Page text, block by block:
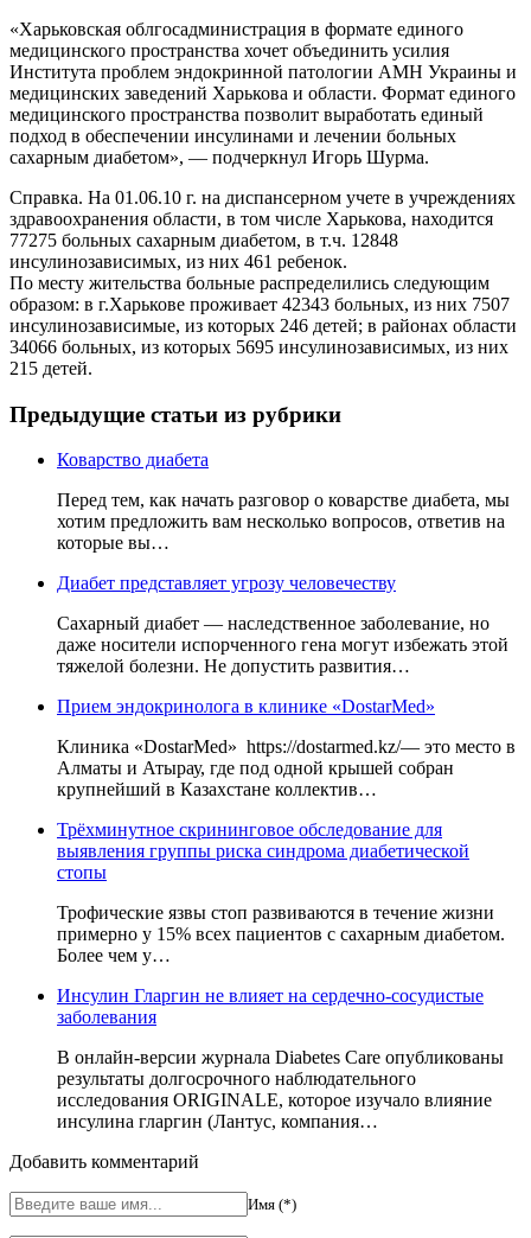
«Харьковская облгосадминистрация в формате единого
медицинского пространства хочет объединить усилия
Института проблем эндокринной патологии АМН Украины и
медицинских заведений Харькова и области. Формат единого
медицинского пространства позволит выработать единый
подход в обеспечении инсулинами и лечении больных
сахарным диабетом», — подчеркнул Игорь Шурма.
Справка. На 01.06.10 г. на диспансерном учете в учреждениях
здравоохранения области, в том числе Харькова, находится
77275 больных сахарным диабетом, в т.ч. 12848
инсулинозависимых, из них 461 ребенок.
По месту жительства больные распределились следующим
образом: в г.Харькове проживает 42343 больных, из них 7507
инсулинозависимые, из которых 246 детей; в районах области
34066 больных, из которых 5695 инсулинозависимых, из них
215 детей.
Предыдущие статьи из рубрики
Коварство диабета
Перед тем, как начать разговор о коварстве диабета, мы
хотим предложить вам несколько вопросов, ответив на
которые вы…
Диабет представляет угрозу человечеству
Сахарный диабет — наследственное заболевание, но
даже носители испорченного гена могут избежать этой
тяжелой болезни. Не допустить развития…
Прием эндокринолога в клинике «DostarMed»
Клиника «DostarMed» https://dostarmed.kz/— это место в
Алматы и Атырау, где под одной крышей собран
крупнейший в Казахстане коллектив…
Трёхминутное скрининговое обследование для
выявления группы риска синдрома диабетической
стопы
Трофические язвы стоп развиваются в течение жизни
примерно у 15% всех пациентов с сахарным диабетом.
Более чем у…
Инсулин Гларгин не влияет на сердечно-сосудистые
заболевания
В онлайн-версии журнала Diabetes Care опубликованы
результаты долгосрочного наблюдательного
исследования ORIGINALE, которое изучало влияние
инсулина гларгин (Лантус, компания…
Добавить комментарий
Имя (*)